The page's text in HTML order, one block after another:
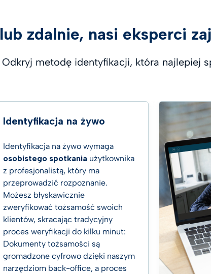
zdalnie, nasi eksperci
Odkryj metodę identyfikacji, która najlepiej
Identyfikacja na żywo
Identyfikacja na żywo wymaga
osobistego spotkania użytkownika
z profesjonalistą, który ma
przeprowadzić rozpoznanie.
Możesz błyskawicznie
zweryfikować tożsamość swoich
klientów, skracając tradycyjny
proces weryfikacji do kilku minut:
Dokumenty tożsamości są
gromadzone cyfrowo dzięki naszym
narzędziom back-office, a proces